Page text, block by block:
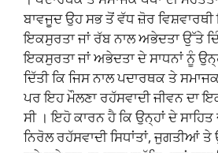
ਬਾਵਜੂਦ ਉਹ ਸਭ ਤੋਂ ਵੱਧ ਜ਼ੋਰ ਵਿਸ਼ਵਾਰਥੀ
ਇਕਸੁਰਤਾ ਜਾਂ ਰੱਬ ਨਾਲ ਅਭੇਦਤਾ ਉੱਤੇ
ਇਕਸੁਰਤਾ ਜਾਂ ਅਭੇਦਤਾ ਦੇ ਸਾਧਨਾਂ ਨੂੰ
ਦਿੱਤੀ ਕਿ ਜਿਸ ਨਾਲ ਪਦਾਰਥਕ ਤੇ
ਪਰ ਇਹ ਮੌਲਣਾ ਰਹੱਸਵਾਦੀ ਜੀਵਨ ਦਾ
ਸੀ । ਇਹੋ ਕਾਰਨ ਹੈ ਕਿ ਉਨ੍ਹਾਂ ਦੇ
ਨਿਰੋਲ ਰਹੱਸਵਾਦੀ ਸਿਧਾਂਤਾਂ, ਜੁਗਤੀਆਂ